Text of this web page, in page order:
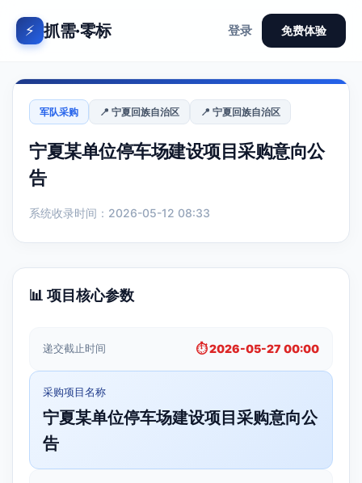
⚡ 抓需·零标 登录 免费体验
军队采购 📍 宁夏回族自治区 📍 宁夏回族自治区
宁夏某单位停车场建设项目采购意向公
告
系统收录时间：2026-05-12 08:33
📊 项目核心参数
递交截止时间 ⏱️ 2026-05-27 00:00
采购项目名称
宁夏某单位停车场建设项目采购意向公
告